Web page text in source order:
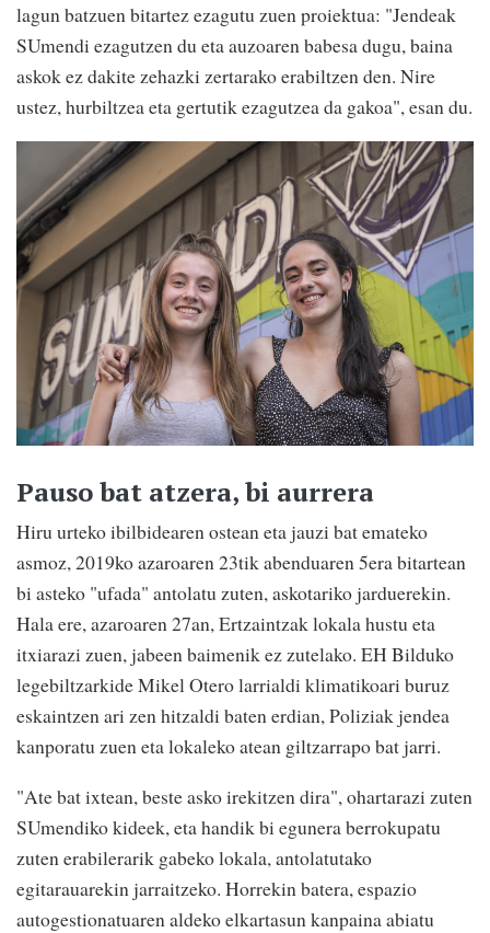
lagun batzuen bitartez ezagutu zuen proiektua: "Jendeak
SUmendi ezagutzen du eta auzoaren babesa dugu, baina
askok ez dakite zehazki zertarako erabiltzen den. Nire
ustez, hurbiltzea eta gertutik ezagutzea da gakoa", esan du.
Pauso bat atzera, bi aurrera
Hiru urteko ibilbidearen ostean eta jauzi bat emateko
asmoz, 2019ko azaroaren 23tik abenduaren 5era bitartean
bi asteko "ufada" antolatu zuten, askotariko jarduerekin.
Hala ere, azaroaren 27an, Ertzaintzak lokala hustu eta
itxiarazi zuen, jabeen baimenik ez zutelako. EH Bilduko
legebiltzarkide Mikel Otero larrialdi klimatikoari buruz
eskaintzen ari zen hitzaldi baten erdian, Poliziak jendea
kanporatu zuen eta lokaleko atean giltzarrapo bat jarri.
"Ate bat ixtean, beste asko irekitzen dira", ohartarazi zuten
SUmendiko kideek, eta handik bi egunera berrokupatu
zuten erabilerarik gabeko lokala, antolatutako
egitarauarekin jarraitzeko. Horrekin batera, espazio
autogestionatuaren aldeko elkartasun kanpaina abiatu